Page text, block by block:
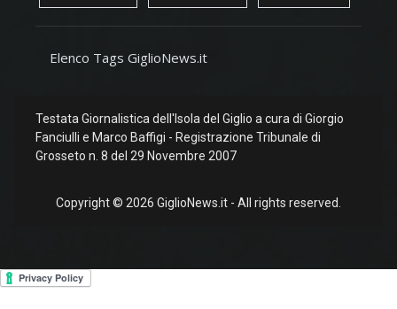
Elenco Tags GiglioNews.it
Testata Giornalistica dell'Isola del Giglio a cura di Giorgio
Fanciulli e Marco Baffigi - Registrazione Tribunale di
Grosseto n. 8 del 29 Novembre 2007
Copyright © 2026 GiglioNews.it - All rights reserved.